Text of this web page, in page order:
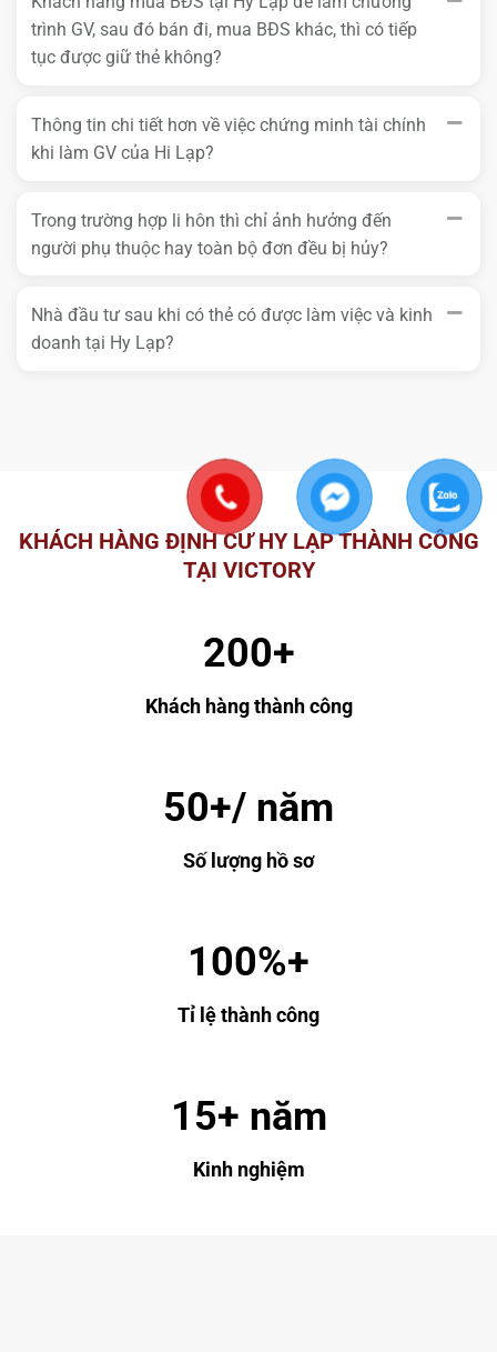
trình GV, sau đó bán đi, mua BĐS khác, thì có tiếp
tục được giữ thẻ không?
Thông tin chi tiết hơn về việc chứng minh tài chính
khi làm GV của Hi Lạp?
Trong trường hợp li hôn thì chỉ ảnh hưởng đến
người phụ thuộc hay toàn bộ đơn đều bị hủy?
Nhà đầu tư sau khi có thẻ có được làm việc và kinh
doanh tại Hy Lạp?
KHÁCH HÀNG ĐỊNH CƯ HY LẠP THÀNH CÔNG
TẠI VICTORY
200+
Khách hàng thành công
50+/ năm
Số lượng hồ sơ
100%+
Tỉ lệ thành công
15+ năm
Kinh nghiệm